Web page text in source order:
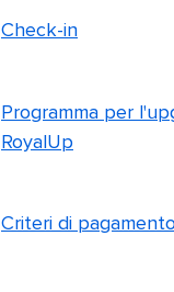
Check-in
Programma per
RoyalUp
Criteri di